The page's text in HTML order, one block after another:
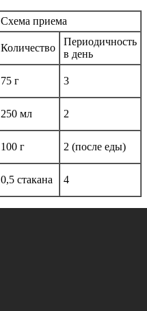
Схема приема
Количество
Периодичность
в день
75 г 3
250 мл 2
100 г 2 (после еды)
0,5 стакана 4